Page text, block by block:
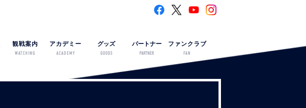
観戦案内
WATCHING
アカデミー
ACADEMY
グッズ
GOODS
パートナー
PARTNER
ファンクラブ
FAN